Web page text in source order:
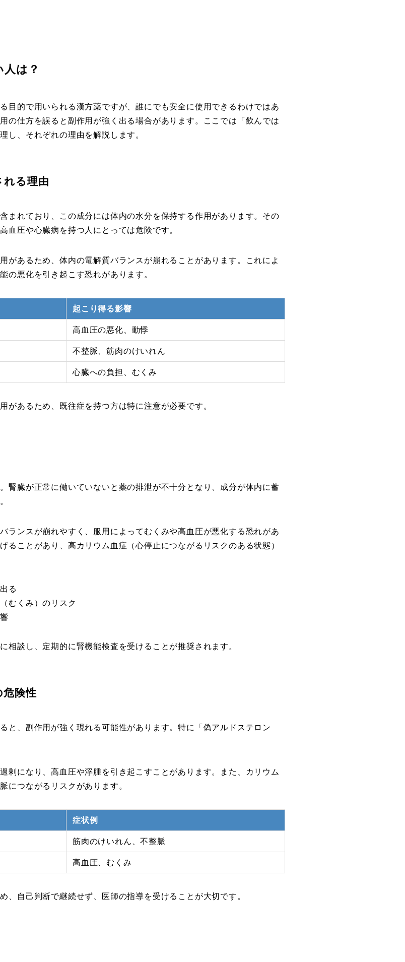
は？
目的で用いられる漢方薬ですが、誰にでも安全に使用できるわけではあ
の仕方を誤ると副作用が強く出る場合があります。ここでは「飲んでは
し、それぞれの理由を解説します。
れる理由
まれており、この成分には体内の水分を保持する作用があります。その
血圧や心臓病を持つ人にとっては危険です。
があるため、体内の電解質バランスが崩れることがあります。これによ
の悪化を引き起こす恐れがあります。
起こり得る影響
高血圧の悪化、動悸
不整脈、筋肉のけいれん
心臓への負担、むくみ
があるため、既往症を持つ方は特に注意が必要です。
腎臓が正常に働いていないと薬の排泄が不十分となり、成分が体内に蓄
ランスが崩れやすく、服用によってむくみや高血圧が悪化する恐れがあ
ることがあり、高カリウム血症（心停止につながるリスクのある状態）
る
むくみ）のリスク
相談し、定期的に腎機能検査を受けることが推奨されます。
危険性
と、副作用が強く現れる可能性があります。特に「偽アルドステロン
剰になり、高血圧や浮腫を引き起こすことがあります。また、カリウム
につながるリスクがあります。
症状例
筋肉のけいれん、不整脈
高血圧、むくみ
、自己判断で継続せず、医師の指導を受けることが大切です。